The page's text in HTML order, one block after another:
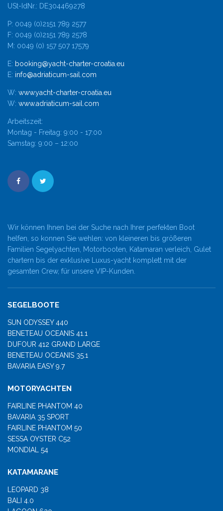
USt-IdNr.: DE304469278
P: 0049 (0)2151 789 2577
F: 0049 (0)2151 789 2578
M: 0049 (0) 157 507 17579
E: booking@yacht-charter-croatia.eu
E: info@adriaticum-sail.com
W: www.yacht-charter-croatia.eu
W: www.adriaticum-sail.com
Arbeitszeit:
Montag - Freitag: 9:00 - 17:00
Samstag: 9:00 – 12:00
Wir können Ihnen bei der Suche nach Ihrer perfekten Boot
helfen, so konnen Sie wehlen: von kleineren bis größeren
Familien Segelyachten, Motorbooten, Katamaran verleich, Gulet
chartern bis der exklusive Luxus-yacht komplett mit der
gesamten Crew, für unsere VIP-Kunden.
SEGELBOOTE
SUN ODYSSEY 440
BENETEAU OCEANIS 41.1
DUFOUR 412 GRAND LARGE
BENETEAU OCEANIS 35.1
BAVARIA EASY 9.7
MOTORYACHTEN
FAIRLINE PHANTOM 40
BAVARIA 35 SPORT
FAIRLINE PHANTOM 50
SESSA OYSTER C52
MONDIAL 54
KATAMARANE
LEOPARD 38
BALI 4.0